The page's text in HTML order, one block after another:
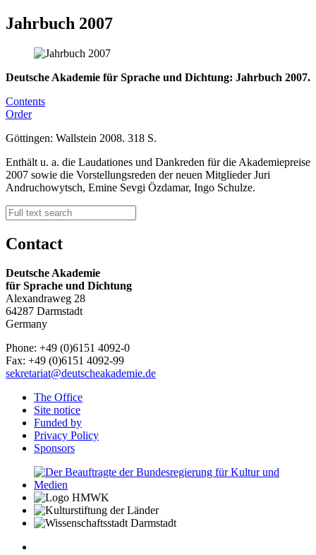
Jahrbuch 2007
Deutsche Akademie für Sprache und Dichtung: Jahrbuch 2007.
Contents
Order
Göttingen: Wallstein 2008. 318 S.
Enthält u. a. die Laudationes und Dankreden für die Akademiepreise
2007 sowie die Vorstellungsreden der neuen Mitglieder Juri
Andruchowytsch, Emine Sevgi Özdamar, Ingo Schulze.
Contact
Deutsche Akademie
für Sprache und Dichtung
Alexandraweg 28
64287 Darmstadt
Germany
Phone: +49 (0)6151 4092-0
Fax: +49 (0)6151 4092-99
sekretariat@deutscheakademie.de
The Office
Site notice
Funded by
Privacy Policy
Sponsors